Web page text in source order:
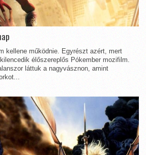
kellene működnie. Egyrészt azért, mert
élőszereplős Pókember mozifilm.
láttuk a nagyvásznon, amint